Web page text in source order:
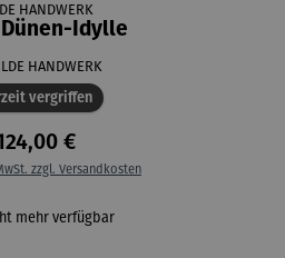
HANDWERK
Idylle
vergriffen
€
zzgl. Versandkosten
mehr verfügbar